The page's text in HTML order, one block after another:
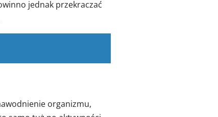
jednak przekraczać
organizmu,